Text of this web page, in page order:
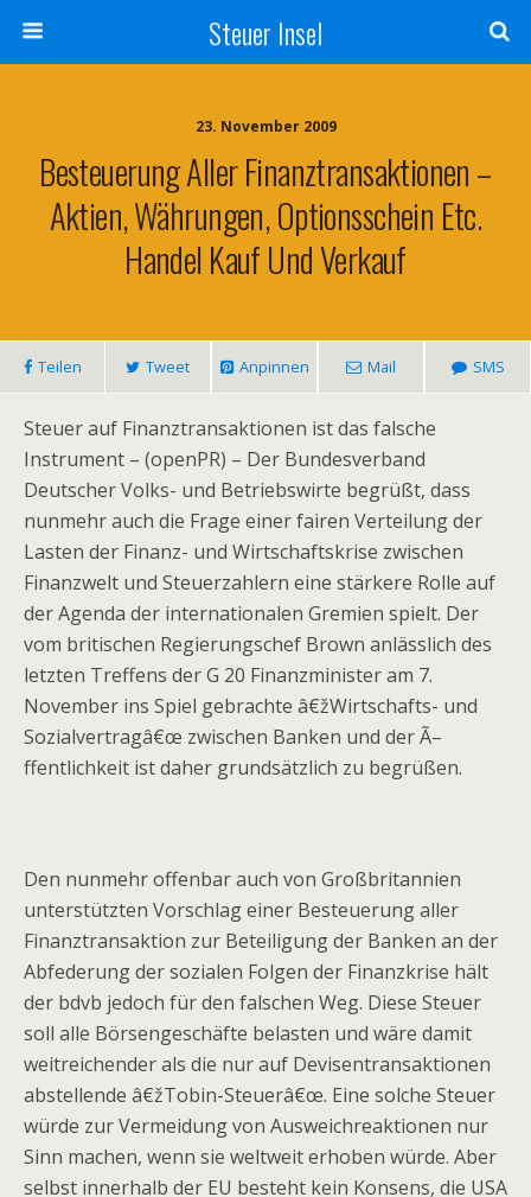
Steuer Insel
23. November 2009
Besteuerung Aller Finanztransaktionen –
Aktien, Währungen, Optionsschein Etc.
Handel Kauf Und Verkauf
Teilen Tweet Anpinnen Mail SMS
Steuer auf Finanztransaktionen ist das falsche
Instrument – (openPR) – Der Bundesverband
Deutscher Volks- und Betriebswirte begrüßt, dass
nunmehr auch die Frage einer fairen Verteilung der
Lasten der Finanz- und Wirtschaftskrise zwischen
Finanzwelt und Steuerzahlern eine stärkere Rolle auf
der Agenda der internationalen Gremien spielt. Der
vom britischen Regierungschef Brown anlässlich des
letzten Treffens der G 20 Finanzminister am 7.
November ins Spiel gebrachte â€žWirtschafts- und
Sozialvertragâ€œ zwischen Banken und der Ã–
ffentlichkeit ist daher grundsätzlich zu begrüßen.
Den nunmehr offenbar auch von Großbritannien
unterstützten Vorschlag einer Besteuerung aller
Finanztransaktion zur Beteiligung der Banken an der
Abfederung der sozialen Folgen der Finanzkrise hält
der bdvb jedoch für den falschen Weg. Diese Steuer
soll alle Börsengeschäfte belasten und wäre damit
weitreichender als die nur auf Devisentransaktionen
abstellende â€žTobin-Steuerâ€œ. Eine solche Steuer
würde zur Vermeidung von Ausweichreaktionen nur
Sinn machen, wenn sie weltweit erhoben würde. Aber
selbst innerhalb der EU besteht kein Konsens, die USA